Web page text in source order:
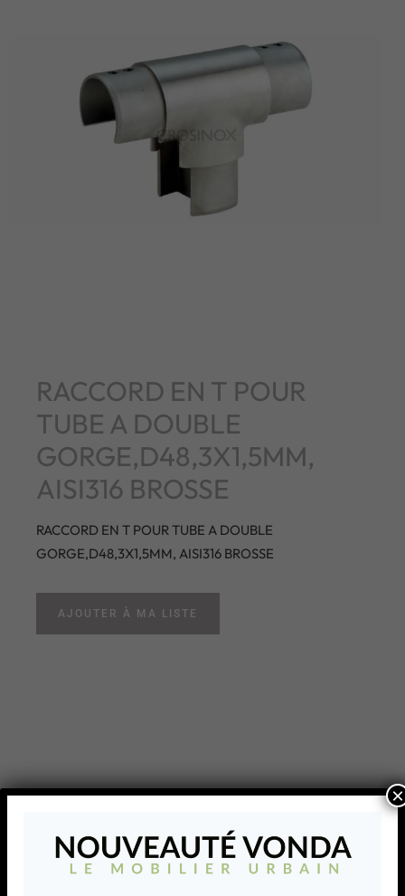
RACCORD EN T POUR
TUBE A DOUBLE
GORGE,D48,3X1,5MM,
AISI316 BROSSE
RACCORD EN T POUR TUBE A DOUBLE
GORGE,D48,3X1,5MM, AISI316 BROSSE
AJOUTER À MA LISTE
×